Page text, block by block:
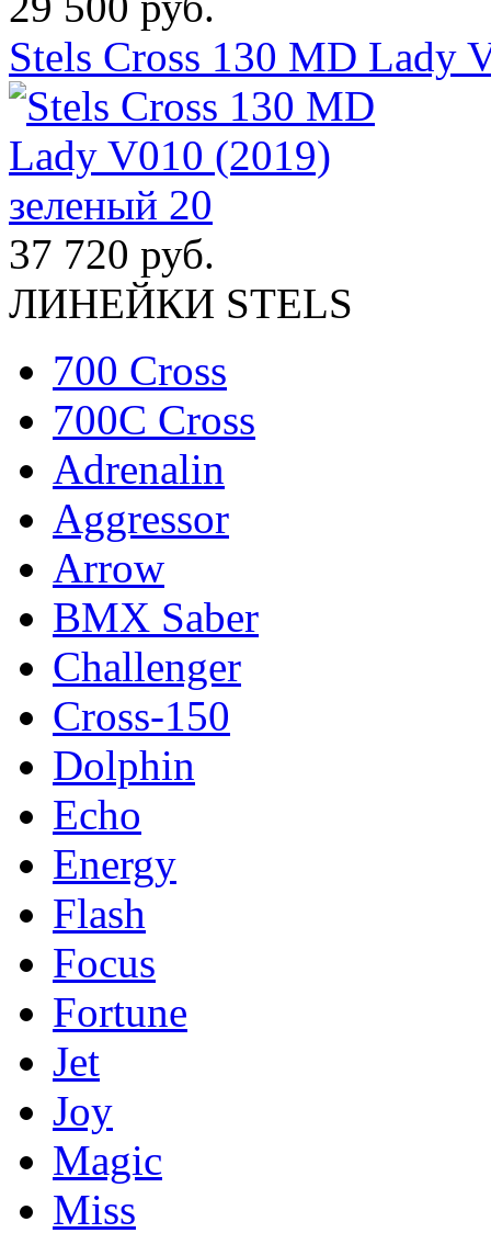
Stels Cross 130 MD Lady
37 720 руб.
ЛИНЕЙКИ STELS
700 Cross
700C Cross
Adrenalin
Aggressor
Arrow
BMX Saber
Challenger
Cross-150
Dolphin
Echo
Energy
Flash
Focus
Fortune
Jet
Joy
Magic
Miss